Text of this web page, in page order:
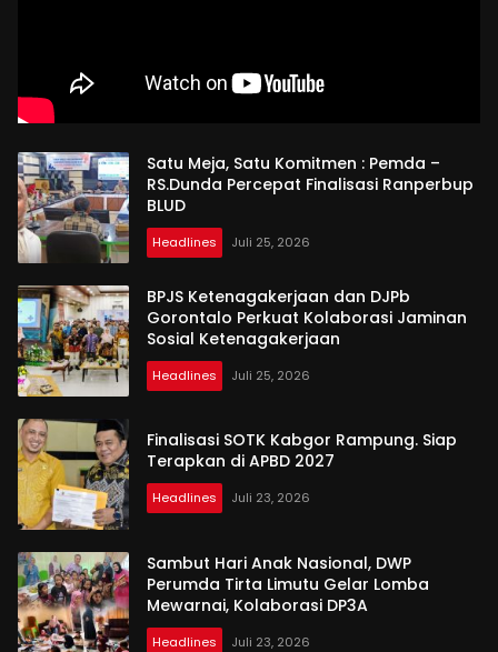
Satu Meja, Satu Komitmen : Pemda –
RS.Dunda Percepat Finalisasi Ranperbup
BLUD
Headlines Juli 25, 2026
BPJS Ketenagakerjaan dan DJPb
Gorontalo Perkuat Kolaborasi Jaminan
Sosial Ketenagakerjaan
Headlines Juli 25, 2026
Finalisasi SOTK Kabgor Rampung. Siap
Terapkan di APBD 2027
Headlines Juli 23, 2026
Sambut Hari Anak Nasional, DWP
Perumda Tirta Limutu Gelar Lomba
Mewarnai, Kolaborasi DP3A
Headlines Juli 23, 2026